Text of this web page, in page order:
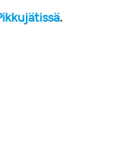
.